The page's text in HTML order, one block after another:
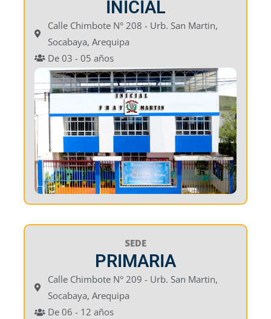
INICIAL
Calle Chimbote N° 208 - Urb. San Martin,
Socabaya, Arequipa
De 03 - 05 años
SEDE
PRIMARIA
Calle Chimbote N° 209 - Urb. San Martin,
Socabaya, Arequipa
De 06 - 12 años